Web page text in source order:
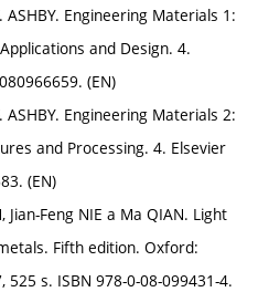
ASHBY. Engineering Materials 1:
and Design. 4.
(EN)
ASHBY. Engineering Materials 2:
and Processing. 4. Elsevier
(EN)
Jian-Feng NIE a Ma QIAN. Light
Fifth edition. Oxford:
s. ISBN 978-0-08-099431-4.